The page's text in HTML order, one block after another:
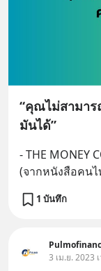
“คุณไม่สามา
มันได้”
- THE MONEY
(จากหนังสือคนไ
1 บันทึก
3 เม.ย. 2023